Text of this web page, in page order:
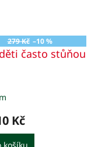
279 Kč –10 %
často stůňou
Kč